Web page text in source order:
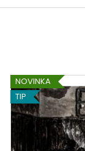
NOVINKA
TIP